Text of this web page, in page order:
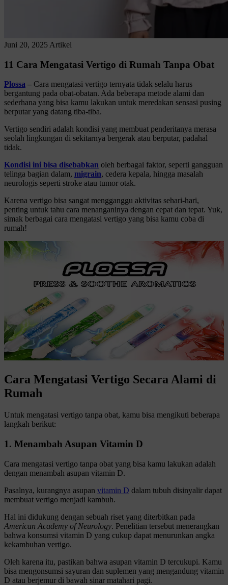
Juni 20, 2025 Artikel
11 Cara Mengatasi Vertigo di Rumah Tanpa Obat
Plossa – Cara mengatasi vertigo ternyata tidak selalu harus
bergantung pada obat-obatan. Ada beberapa metode alami dan
sederhana yang bisa kamu lakukan untuk meredakan sensasi pusing
berputar yang datang tiba-tiba.
Vertigo sendiri adalah kondisi yang membuat penderitanya merasa
seolah lingkungan di sekitarnya bergerak atau berputar, padahal
tidak.
Kondisi ini bisa disebabkan oleh berbagai faktor, seperti gangguan
telinga bagian dalam, migrain, cedera kepala, hingga masalah
neurologis seperti stroke atau tumor otak.
Karena vertigo bisa sangat mengganggu aktivitas sehari-hari,
penting untuk tahu cara menanganinya dengan cepat dan tepat. Yuk,
simak berbagai cara mengatasi vertigo yang bisa kamu coba di
rumah!
Cara Mengatasi Vertigo Secara Alami di
Rumah
Untuk mengatasi vertigo tanpa obat, kamu bisa mengikuti beberapa
langkah berikut:
1. Menambah Asupan Vitamin D
Cara mengatasi vertigo tanpa obat yang bisa kamu lakukan adalah
dengan menambah asupan vitamin D.
Pasalnya, kurangnya asupan vitamin D dalam tubuh disinyalir dapat
membuat vertigo menjadi kambuh.
Hal ini didukung dengan sebuah riset yang diterbitkan pada
American Academy of Neurology. Penelitian tersebut menerangkan
bahwa konsumsi vitamin D yang cukup dapat menurunkan angka
kekambuhan vertigo.
Oleh karena itu, pastikan bahwa asupan vitamin D tercukupi. Kamu
bisa mengonsumsi sayuran dan suplemen yang mengandung vitamin
D atau berjemur di bawah sinar matahari pagi.